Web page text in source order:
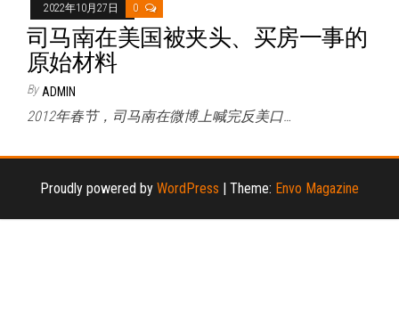
2022年10月27日 0
司马南在美国被夹头、买房一事的
原始材料
By ADMIN
2012年春节，司马南在微博上喊完反美口…
Proudly powered by WordPress | Theme: Envo Magazine